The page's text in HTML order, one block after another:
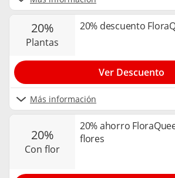
20%
plantas
20% descuento
Más información
Ver Descuento
20%
con flor
20% ahorro
flores